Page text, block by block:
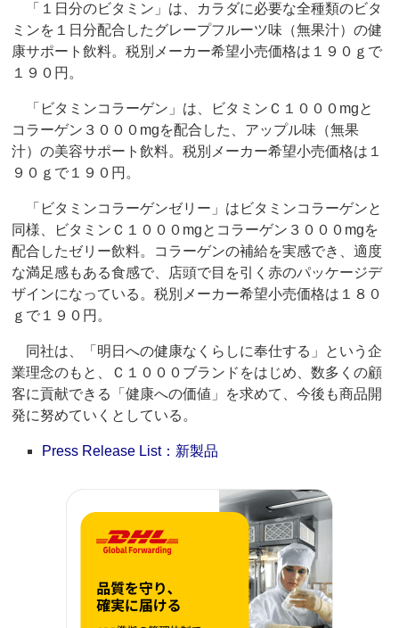
「１日分のビタミン」は、カラダに必要な全種類のビタ
ミンを１日分配合したグレープフルーツ味（無果汁）の健
康サポート飲料。税別メーカー希望小売価格は１９０ｇで
１９０円。
「ビタミンコラーゲン」は、ビタミンＣ１０００mgと
コラーゲン３０００mgを配合した、アップル味（無果
汁）の美容サポート飲料。税別メーカー希望小売価格は１
９０ｇで１９０円。
「ビタミンコラーゲンゼリー」はビタミンコラーゲンと
同様、ビタミンＣ１０００mgとコラーゲン３０００mgを
配合したゼリー飲料。コラーゲンの補給を実感でき、適度
な満足感もある食感で、店頭で目を引く赤のパッケージデ
ザインになっている。税別メーカー希望小売価格は１８０
ｇで１９０円。
同社は、「明日への健康なくらしに奉仕する」という企
業理念のもと、Ｃ１０００ブランドをはじめ、数多くの顧
客に貢献できる「健康への価値」を求めて、今後も商品開
発に努めていくとしている。
Press Release List：新製品